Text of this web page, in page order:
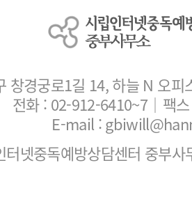
창경궁로1길 14, 하늘 N 오
전화 : 02-912-6410~7 ｜팩
E-mail :
넷중독예방상담센터 중부